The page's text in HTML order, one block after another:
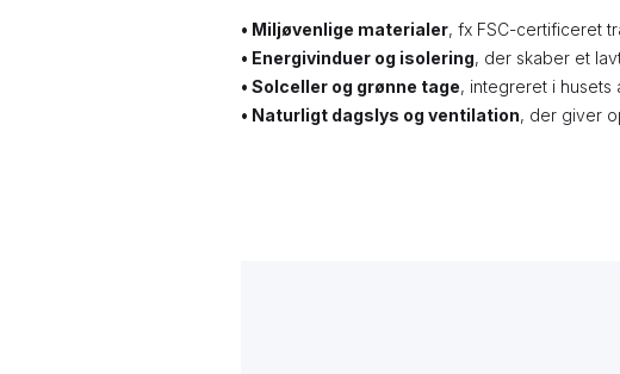
• Miljøvenlige materialer, fx FSC-certificeret
• Energivinduer og isolering, der skaber et
• Solceller og grønne tage, integreret i husets
• Naturligt dagslys og ventilation, der giver